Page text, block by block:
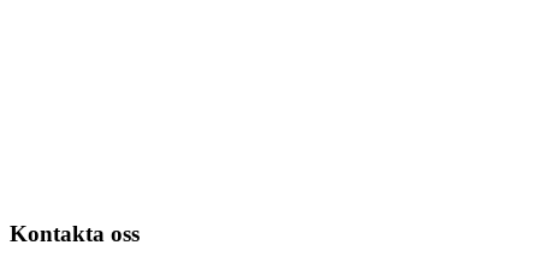
Kontakta oss